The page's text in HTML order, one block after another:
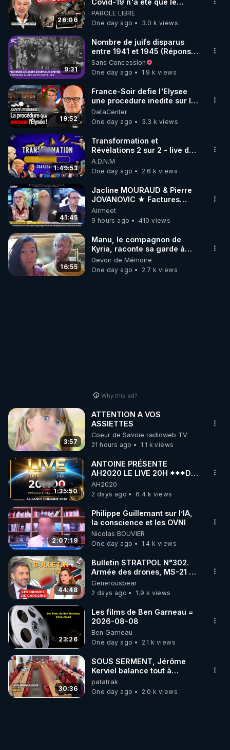
26:06
Covid-19 n'a été que le
début - L'ARNm & l'ARNm-aa
jusqu où auront-t-il ?
PAROLE LIBRE
One day ago
3.0 k views
9:31
Nombre de juifs disparus
entre 1941 et 1945 (Réponse
à mes accusateurs)
Sans Concession
One day ago
1.9 k views
19:52
France-Soir defie l'Elysee
une procedure inedite sur la
sante du president - Nexus
DataCenter
One day ago
3.3 k views
1:49:53
Transformation et
Révélations 2 sur 2 - live du
07/08/26
A.D.N.M
One day ago
2.6 k views
41:45
Jacline MOURAUD & Pierre
JOVANOVIC ★ Factures
Impayées : Où Est Passé Le
Pognon ?
Airmeet
9 hours ago
410 views
16:55
Manu, le compagnon de
Kyria, raconte sa garde à
vue musclée. PARTAGEZ!
Devoir de Mémoire
One day ago
2.7 k views
Why this ad?
3:57
ATTENTION A VOS
ASSIETTES
Coeur de Savoie radioweb TV
21 hours ago
1.1 k views
1:35:50
ANTOINE PRÉSENTE
AH2020 LE LIVE 20H ***DU
06/08/2026***
AH2020
2 days ago
6.4 k views
2:07:19
Philippe Guillemant sur l’IA,
la conscience et les OVNI
Nicolas BOUVIER
One day ago
1.4 k views
44:48
Bulletin STRATPOL N°302.
Armée des drones, MS-21 en
série, missiles coréens.
07.08.2026.
Generousbear
2 days ago
1.9 k views
23:26
Les films de Ben Garneau =
2026-08-08
Ben Garneau
One day ago
2.1 k views
30:36
SOUS SERMENT, Jérôme
Kerviel balance tout à
l'Assemblée !
patatrak
One day ago
2.0 k views